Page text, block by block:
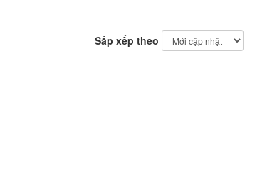
Sắp xếp theo